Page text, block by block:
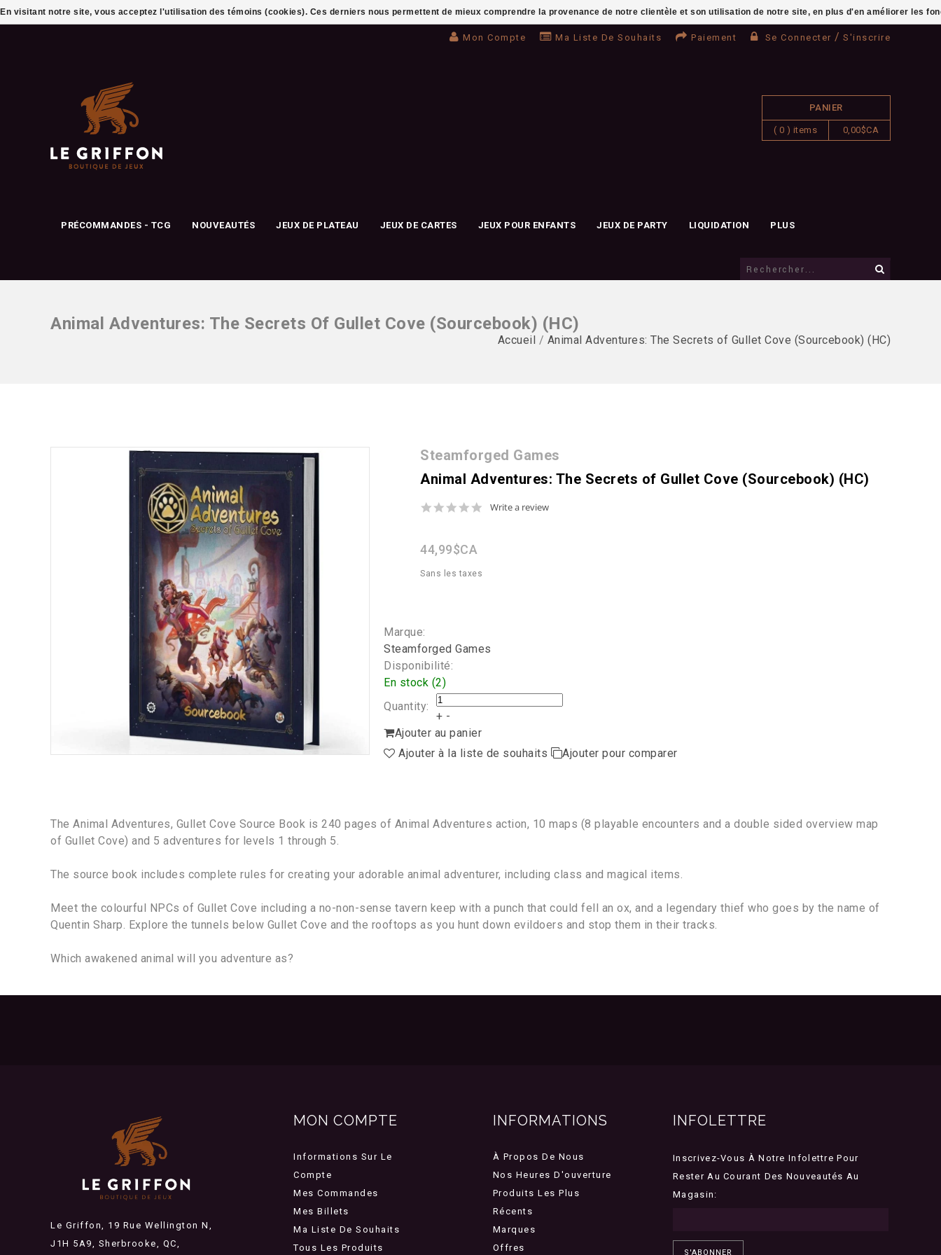
Mon Compte Ma Liste De Souhaits Paiement Se Connecter / S'inscrire
PANIER
( 0 ) items 0,00$CA
PRÉCOMMANDES - TCG NOUVEAUTÉS JEUX DE PLATEAU JEUX DE CARTES JEUX POUR ENFANTS JEUX DE PARTY LIQUIDATION PLUS
Animal Adventures: The Secrets Of Gullet Cove (Sourcebook) (HC)
Accueil / Animal Adventures: The Secrets of Gullet Cove (Sourcebook) (HC)
Steamforged Games
Animal Adventures: The Secrets of Gullet Cove (Sourcebook) (HC)
0.0
Write a review
44,99$CA
Sans les taxes
Marque:
Steamforged Games
Disponibilité:
En stock (2)
Quantity:
+ -
Ajouter au panier
Ajouter à la liste de souhaits
Ajouter pour comparer
The Animal Adventures, Gullet Cove Source Book is 240 pages of Animal Adventures action, 10 maps (8 playable encounters and a double sided overview map
of Gullet Cove) and 5 adventures for levels 1 through 5.
The source book includes complete rules for creating your adorable animal adventurer, including class and magical items.
Meet the colourful NPCs of Gullet Cove including a no-non-sense tavern keep with a punch that could fell an ox, and a legendary thief who goes by the name of
Quentin Sharp. Explore the tunnels below Gullet Cove and the rooftops as you hunt down evildoers and stop them in their tracks.
Which awakened animal will you adventure as?
Le Griffon, 19 Rue Wellington N,
J1H 5A9, Sherbrooke, QC,
MON COMPTE
Informations Sur Le
Compte
Mes Commandes
Mes Billets
Ma Liste De Souhaits
Tous Les Produits
INFORMATIONS
À Propos De Nous
Nos Heures D'ouverture
Produits Les Plus
Récents
Marques
Offres
INFOLETTRE
Inscrivez-Vous À Notre Infolettre Pour
Rester Au Courant Des Nouveautés Au
Magasin:
S'ABONNER
En visitant notre site, vous acceptez l'utilisation des témoins (cookies). Ces derniers nous permettent de mieux comprendre la provenance de notre clientèle et son utilisation de notre site, en plus d'en améliorer les